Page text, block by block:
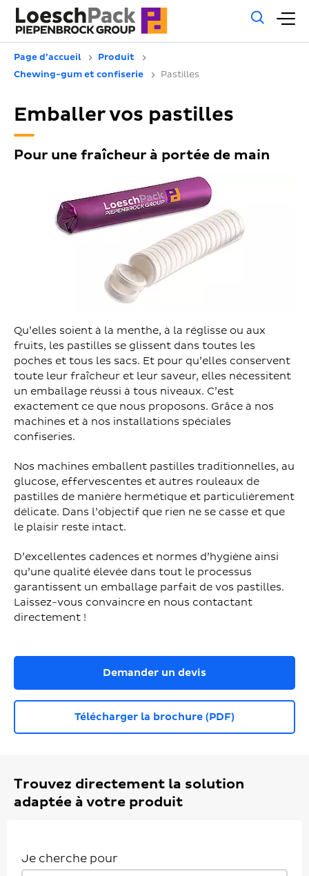
Page d’accueil
Produit
Chewing-gum et confiserie
Pastilles
Emballer vos pastilles
Pour une fraîcheur à portée de main
Qu’elles soient à la menthe, à la réglisse ou aux
fruits, les pastilles se glissent dans toutes les
poches et tous les sacs. Et pour qu’elles conservent
toute leur fraîcheur et leur saveur, elles nécessitent
un emballage réussi à tous niveaux. C’est
exactement ce que nous proposons. Grâce à nos
machines et à nos installations spéciales
confiseries.
Nos machines emballent pastilles traditionnelles, au
glucose, effervescentes et autres rouleaux de
pastilles de manière hermétique et particulièrement
délicate. Dans l’objectif que rien ne se casse et que
le plaisir reste intact.
D’excellentes cadences et normes d’hygiène ainsi
qu’une qualité élevée dans tout le processus
garantissent un emballage parfait de vos pastilles.
Laissez-vous convaincre en nous contactant
directement !
Demander un devis
Télécharger la brochure (PDF)
Trouvez directement la solution
adaptée à votre produit
Je cherche pour